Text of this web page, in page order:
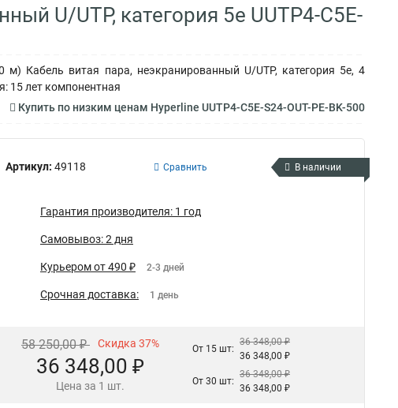
U/UTP, категория 5e UUTP4-C5E-
м) Кабель витая пара, неэкранированный U/UTP, категория 5e, 4
15 лет компонентная
Купить по низким ценам Hyperline UUTP4-C5E-S24-OUT-PE-BK-500
Артикул: 49118 Сравнить В наличии
Гарантия производителя: 1 год
Самовывоз: 2 дня
Курьером от 490 ₽ 2-3 дней
Срочная доставка: 1 день
58 250,00 ₽ Скидка 37%
36 348,00 ₽
Цена за 1 шт.
От 15 шт:
36 348,00 ₽
36 348,00 ₽
От 30 шт:
36 348,00 ₽
36 348,00 ₽